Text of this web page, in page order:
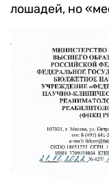
лошадей, но